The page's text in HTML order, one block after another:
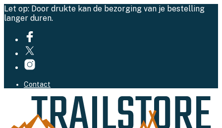
Let op: Door drukte kan de bezorging van je bestelling
langer duren.
Contact